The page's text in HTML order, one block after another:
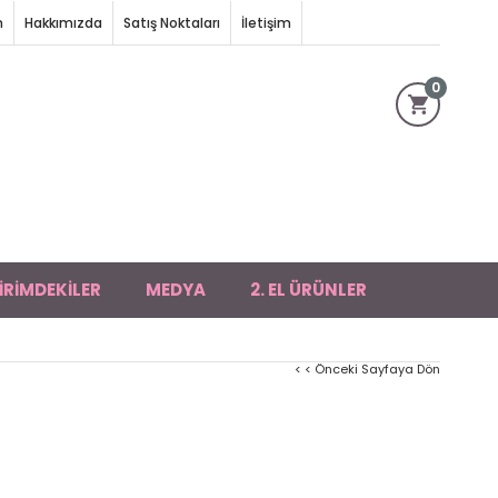
Hakkımızda Satış Noktaları İletişim
0
MEDYA 2. EL ÜRÜNLER
< < Önceki Sayfaya Dön